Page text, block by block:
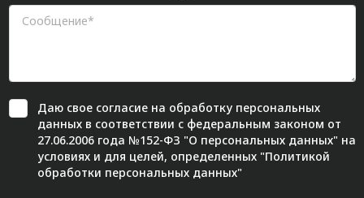
Даю свое согласиена обработку персональных
данных в соответствии с федеральным законом от
27.06.2006 года №152-ФЗ "О персональных данных" на
условиях и для целей, определенных "Политикой
обработки персональных данных"